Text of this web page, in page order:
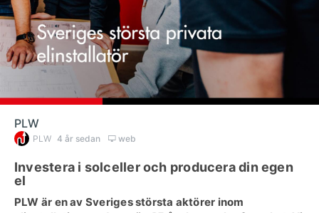
PLW
PLW 4 år sedan web
Investera i solceller och producera din egen
el
PLW är en av Sveriges största aktörer inom